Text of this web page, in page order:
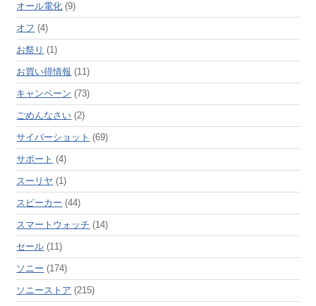
オール電化 (9)
オフ (4)
お祭り (1)
お買い得情報 (11)
キャンペーン (73)
ごめんなさい (2)
サイバーショット (69)
サポート (4)
スーリヤ (1)
スピーカー (44)
スマートウォッチ (14)
セール (11)
ソニー (174)
ソニーストア (215)